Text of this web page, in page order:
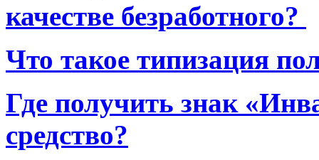
качестве безработного?
Что такое типизация
Где получить знак
средство?